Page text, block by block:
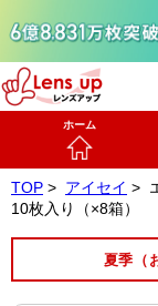
ホーム
TOP > アイセイ >
10枚入り（×8箱）
夏季（